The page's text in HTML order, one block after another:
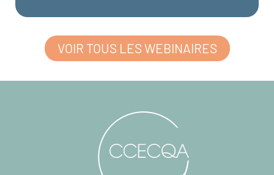
VOIR TOUS LES WEBINAIRES